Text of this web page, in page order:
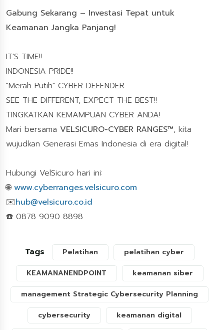
Gabung Sekarang – Investasi Tepat untuk
Keamanan Jangka Panjang!
IT'S TIME!!
INDONESIA PRIDE!!
"Merah Putih" CYBER DEFENDER
SEE THE DIFFERENT, EXPECT THE BEST!!
TINGKATKAN KEMAMPUAN CYBER ANDA!
Mari bersama VELSICURO-CYBER RANGES™, kita
wujudkan Generasi Emas Indonesia di era digital!
Hubungi VelSicuro hari ini:
🌐 www.cyberranges.velsicuro.com
✉️hub@velsicuro.co.id
☎️ 0878 9090 8898
Tags Pelatihan
pelatihan cyber
KEAMANANENDPOINT
keamanan siber
management Strategic Cybersecurity Planning
cybersecurity
keamanan digital